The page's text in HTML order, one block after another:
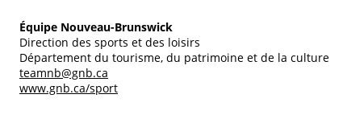
Équipe Nouveau-Brunswick
Direction des sports et des loisirs
Département du tourisme, du patrimoine et de la culture
teamnb@gnb.ca
www.gnb.ca/sport